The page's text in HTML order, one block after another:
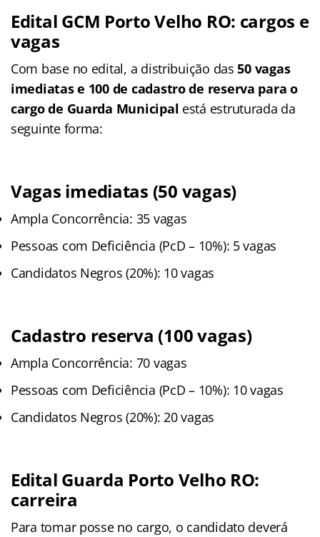
Edital GCM Porto Velho RO: cargos e
vagas
Com base no edital, a distribuição das50 vagas
imediatas e 100 de cadastro de reserva para o
cargo de Guarda Municipal está estruturada da
seguinte forma:
Vagas imediatas (50 vagas)
Ampla Concorrência: 35 vagas
Pessoas com Deficiência (PcD – 10%): 5 vagas
Candidatos Negros (20%): 10 vagas
Cadastro reserva (100 vagas)
Ampla Concorrência: 70 vagas
Pessoas com Deficiência (PcD – 10%): 10 vagas
Candidatos Negros (20%): 20 vagas
Edital Guarda Porto Velho RO:
carreira
Para tomar posse no cargo, o candidato deverá